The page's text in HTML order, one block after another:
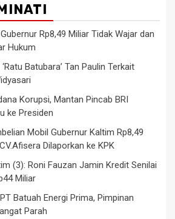
Rp8,49 Miliar Tidak Wajar dan
Hukum
Batubara’ Tan Paulin Terkait
Korupsi, Mantan Pincab BRI
ke Presiden
Mobil Gubernur Kaltim Rp8,49
Dilaporkan ke KPK
(3): Roni Fauzan Jamin Kredit Senilai
Miliar
Batuah Energi Prima, Pimpinan
Parah